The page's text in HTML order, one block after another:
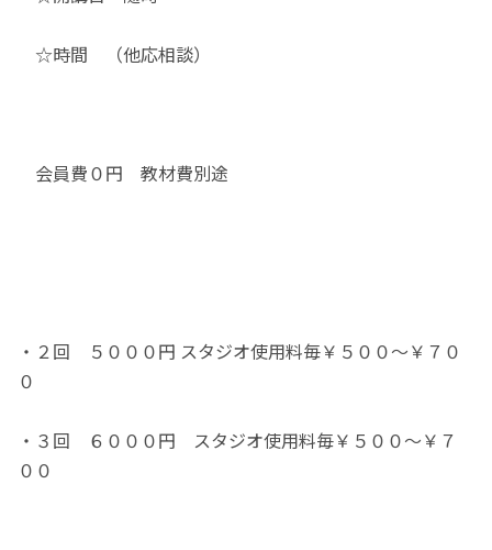
☆時間 （他応相談）
会員費０円 教材費別途
・２回 ５０００円 スタジオ使用料毎￥５００～￥７０
０
・３回 ６０００円 スタジオ使用料毎￥５００～￥７
００